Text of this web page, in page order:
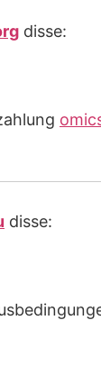
disse:
disse: